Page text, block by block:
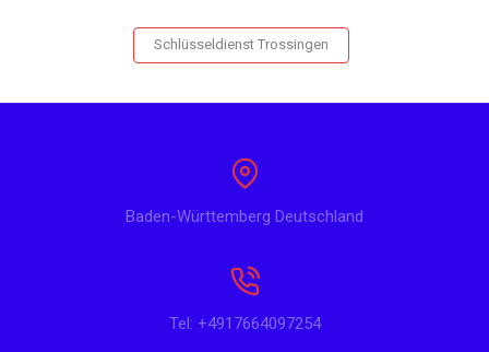
Schlüsseldienst Trossingen
Baden-Württemberg Deutschland
Tel: +4917664097254